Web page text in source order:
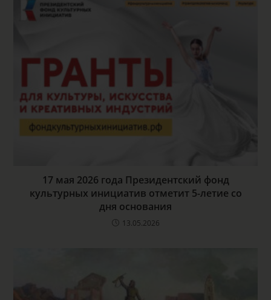
17 мая 2026 года Президентский фонд
культурных инициатив отметит 5-летие со
дня основания
13.05.2026